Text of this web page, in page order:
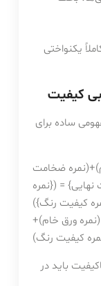
یکنواختی
ساده برای
ضخامت
نهایی} = ({نمره
کیفیت رنگ})
(نمره ورق خام)
+
کیفیت رنگ)
ورق باکیفیت باید در